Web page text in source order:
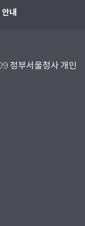
내
정부서울청사 개인